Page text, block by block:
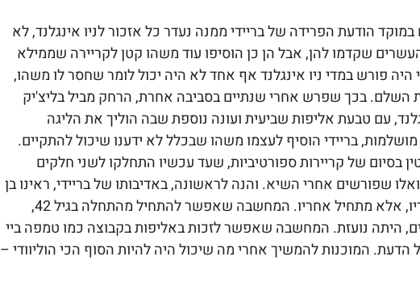
הודעת הפרידה של בריידי ממנה נעדר כל אזכור לניו אינגלנד, לא
שקדמו להן, אבל הן כן הוסיפו עוד משהו קטן לקריירה שממילא
פורש במדי ניו אינגלנד אף אחד לא היה יכול לומר שחסר לו משהו,
השלם. בכך שפרש אחרי שנתיים בסביבה אחרת, הרחק מביל בליצ'יק
עם טבעת אליפות שביעית ועונה נוספת שבה הוליך את הליגה
בריידי הוסיף לעצמו משהו שבכלל לא ידענו שיכול להתקיים.
בסיום של קריירות ספורטיביות, שעד עכשיו התחלקו לשני חלקים
שפורשים אחרי השיא. והנה לראשונה, באדיבותו של בריידי, ראינו בן
אדם שלא מסיים בשיא או אחריו, אלא מתחיל אחריו. המחשבה שאפשר להתחיל מהתחלה בגיל 42,
היתה נועזת. המחשבה שאפשר לזכות באליפות בקבוצה כמו טמפה ביי
על הדעת. המוכנות להמשיך אחרי מה שיכול היה להיות הסוף הכי הוליוודי –